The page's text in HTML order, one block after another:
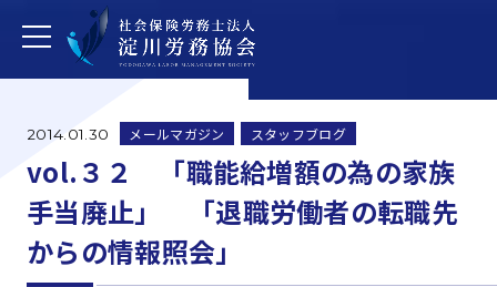
2014.01.30 メールマガジン スタッフブログ
vol.３２ 「職能給増額の為の家族
手当廃止」 「退職労働者の転職先
からの情報照会」